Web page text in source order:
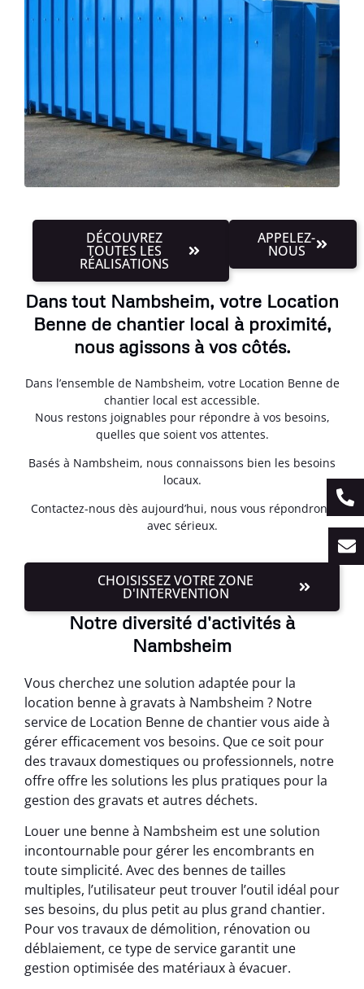
DÉCOUVREZ
TOUTES LES
RÉALISATIONS
APPELEZ-
NOUS
Dans tout Nambsheim, votre Location
Benne de chantier local à proximité,
nous agissons à vos côtés.
Dans l’ensemble de Nambsheim, votre Location Benne de
chantier local est accessible.
Nous restons joignables pour répondre à vos besoins,
quelles que soient vos attentes.
Basés à Nambsheim, nous connaissons bien les besoins
locaux.
Contactez-nous dès aujourd’hui, nous vous répondrons
avec sérieux.
CHOISISSEZ VOTRE ZONE
D'INTERVENTION
Notre diversité d'activités à
Nambsheim
Vous cherchez une solution adaptée pour la
location benne à gravats à Nambsheim ? Notre
service de Location Benne de chantier vous aide à
gérer efficacement vos besoins. Que ce soit pour
des travaux domestiques ou professionnels, notre
offre offre les solutions les plus pratiques pour la
gestion des gravats et autres déchets.
Louer une benne à Nambsheim est une solution
incontournable pour gérer les encombrants en
toute simplicité. Avec des bennes de tailles
multiples, l’utilisateur peut trouver l’outil idéal pour
ses besoins, du plus petit au plus grand chantier.
Pour vos travaux de démolition, rénovation ou
déblaiement, ce type de service garantit une
gestion optimisée des matériaux à évacuer.